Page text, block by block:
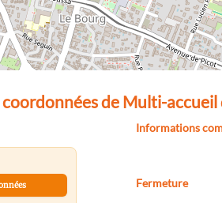
de Multi-accueil
Informations
Fermeture